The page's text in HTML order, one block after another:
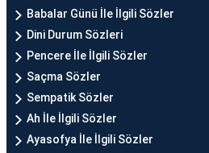
Babalar Günü İle İlgili Sözler
Dini Durum Sözleri
Pencere İle İlgili Sözler
Saçma Sözler
Sempatik Sözler
Ah İle İlgili Sözler
Ayasofya İle İlgili Sözler